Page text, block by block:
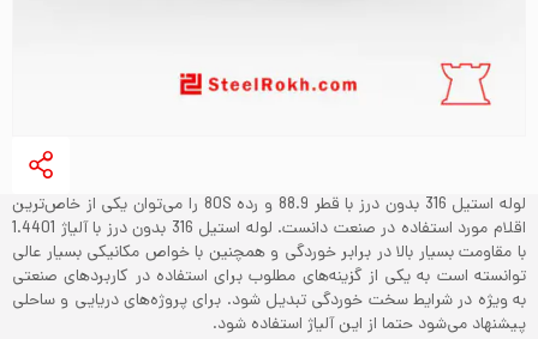
لوله استیل 316 بدون درز با قطر 88.9 و رده 80S را می‌توان یکی از خاص‌ترین
اقلام مورد استفاده در صنعت دانست. لوله استیل 316 بدون درز با آلیاژ 1.4401
با مقاومت بسیار بالا در برابر خوردگی و همچنین با خواص مکانیکی بسیار عالی
توانسته است به یکی از گزینه‌های مطلوب برای استفاده در کاربردهای صنعتی
به ویژه در شرایط سخت خوردگی تبدیل شود. برای پروژه‌های دریایی و ساحلی
پیشنهاد می‌شود حتما از این آلیاژ استفاده شود.